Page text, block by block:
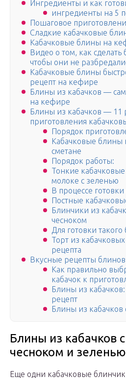
Ингредиенты и как
ингредиенты на 5
Пошаговое
Сладкие кабачковые
Кабачковые блины на
Видео о том, как
чтобы они не
Кабачковые блины
рецепт на кефире
Блины из кабачков —
на кефире
Блины из кабачков — 11
приготовления
Порядок
Кабачковые блины
сметане
Порядок работы:
Тонкие
молоке с зеленью
В процессе
Постные
Блинчики из
чесноком
Для готовки
Торт из
рецепта
Вкусные рецепты блинов
Как правильно
кабачок к
Блины из кабачков:
рецепт
Блины из кабачков
Блины из кабачков
чесноком и зеленью
Еще одни кабачковые